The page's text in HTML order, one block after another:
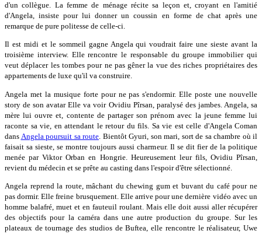
d'un collègue. La femme de ménage récite sa leçon et, croyant en l'amitié
d'Angela, insiste pour lui donner un coussin en forme de chat après une
remarque de pure politesse de celle-ci.
Il est midi et le sommeil gagne Angela qui voudrait faire une sieste avant la
troisième interview. Elle rencontre le responsable du groupe immobilier qui
veut déplacer les tombes pour ne pas gêner la vue des riches propriétaires des
appartements de luxe qu'il va construire.
Angela met la musique forte pour ne pas s'endormir. Elle poste une nouvelle
story de son avatar Elle va voir Ovidiu Pîrsan, paralysé des jambes. Angela, sa
mère lui ouvre et, contente de partager son prénom avec la jeune femme lui
raconte sa vie, en attendant le retour du fils. Sa vie est celle d'Angela Coman
dans Angela poursuit sa route . Bientôt Gyuri, son mari, sort de sa chambre où il
faisait sa sieste, se montre toujours aussi charmeur. Il se dit fier de la politique
menée par Viktor Orban en Hongrie. Heureusement leur fils, Ovidiu Pîrsan,
revient du médecin et se prête au casting dans l'espoir d'être sélectionné.
Angela reprend la route, mâchant du chewing gum et buvant du café pour ne
pas dormir. Elle freine brusquement. Elle arrive pour une dernière vidéo avec un
homme balafré, muet et en fauteuil roulant. Mais elle doit aussi aller récupérer
des objectifs pour la caméra dans une autre production du groupe. Sur les
plateaux de tournage des studios de Buftea, elle rencontre le réalisateur, Uwe